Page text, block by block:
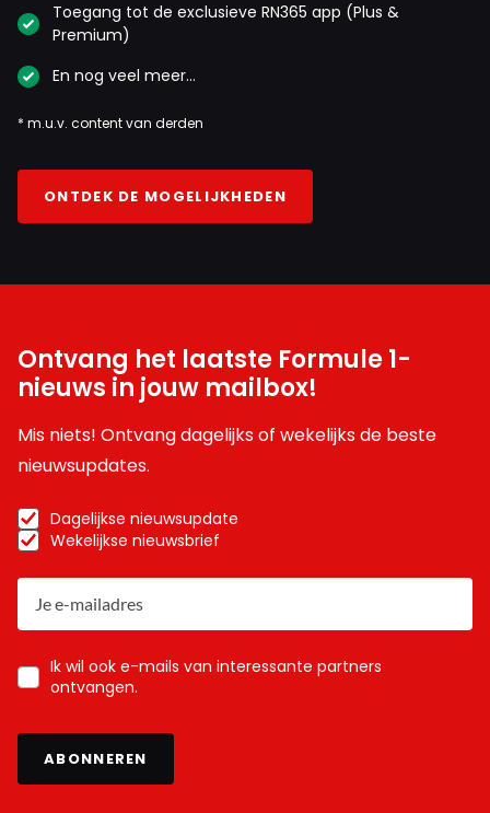
Toegang tot de exclusieve RN365 app (Plus &
Premium)
En nog veel meer…
* m.u.v. content van derden
ONTDEK DE MOGELIJKHEDEN
Ontvang het laatste Formule 1-
nieuws in jouw mailbox!
Mis niets! Ontvang dagelijks of wekelijks de beste
nieuwsupdates.
Dagelijkse nieuwsupdate
Wekelijkse nieuwsbrief
Ik wil ook e-mails van interessante partners
ontvangen.
ABONNEREN